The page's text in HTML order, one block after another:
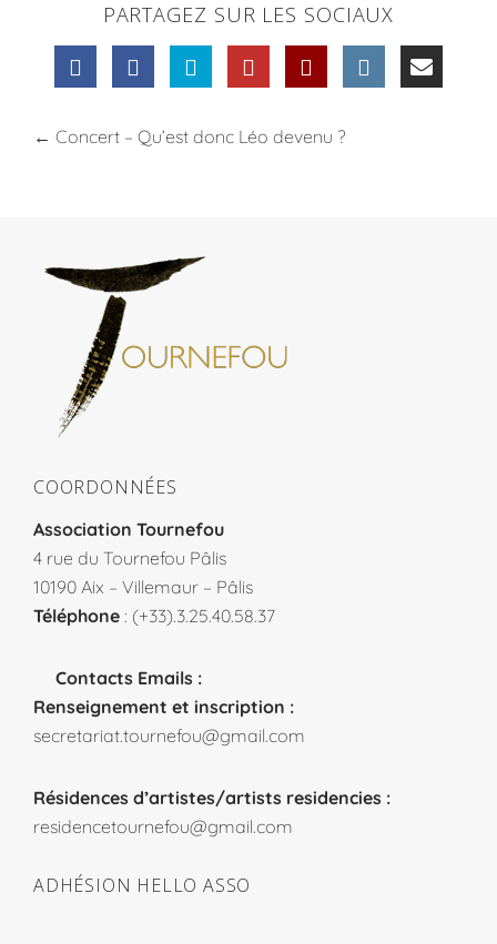
PARTAGEZ SUR LES SOCIAUX
← Concert – Qu’est donc Léo devenu ?
COORDONNÉES
Association Tournefou
4 rue du Tournefou Pâlis
10190 Aix – Villemaur – Pâlis
Téléphone : (+33).3.25.40.58.37
Contacts Emails :
Renseignement et inscription :
secretariat.tournefou@gmail.com
Résidences d’artistes/artists residencies :
residencetournefou@gmail.com
ADHÉSION HELLO ASSO